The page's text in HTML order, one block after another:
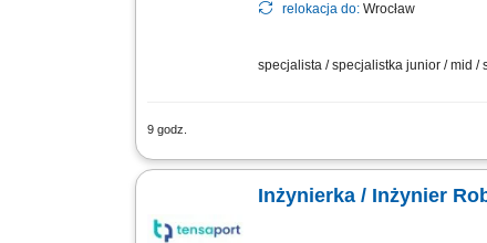
relokacja do: Wrocław
specjalista / specjalistka junior / mid /
9 godz.
Zadania: Operacyjny nadzór nad
Inżynierka / Inżynier